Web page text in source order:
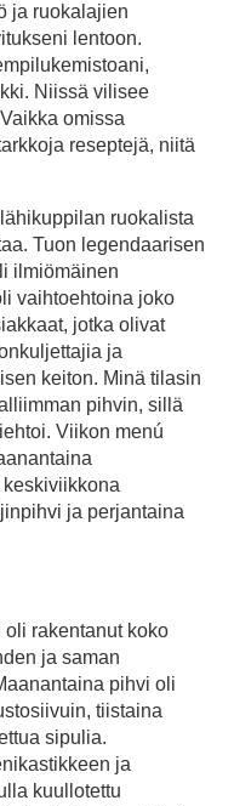
ja ruokalajien
lentoon.
Niissä vilisee
omissa
reseptejä, niitä
ruokalista
Tuon legendaarisen
ilmiömäinen
vaihtoehtoina joko
jotka olivat
ja
keiton. Minä tilasin
pihvin, sillä
Viikon menú
ja perjantaina
rakentanut koko
ja saman
pihvi oli
tiistaina
sipulia.
ja
kuullotettu